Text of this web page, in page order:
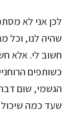
לכן אני לא
שהיה לנו, וכל
חשוב לי. אלא
כשותפים
הגשמי, שום
שעד כמה שיכול